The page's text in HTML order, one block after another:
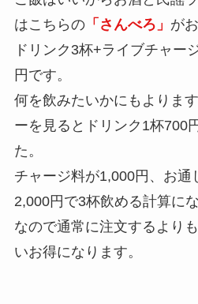
はこちらの「さんべろ」 が
ドリンク3杯+ライブチャー
円です。
何を飲みたいかにもよりま
ーを見るとドリンク1杯700
た。
チャージ料が1,000円、お通
2,000円で3杯飲める計算にな
なので通常に注文するより
いお得になります。